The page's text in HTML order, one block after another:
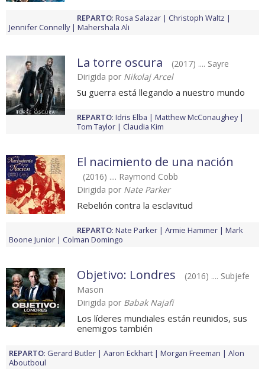
REPARTO: Rosa Salazar
Christoph Waltz
Jennifer Connelly
Mahershala Ali
La torre oscura
(2017) .... Sayre
Dirigida por Nikolaj Arcel
Su guerra está llegando a nuestro mundo
REPARTO: Idris Elba
Matthew McConaughey
Tom Taylor
Claudia Kim
El nacimiento de una nación
(2016) .... Raymond Cobb
Dirigida por Nate Parker
Rebelión contra la esclavitud
REPARTO: Nate Parker Armie Hammer
Mark
Boone Junior
Colman Domingo
Objetivo: Londres
(2016) .... Subjefe
Mason
Dirigida por Babak Najafi
Los líderes mundiales están reunidos, sus
enemigos también
REPARTO: Gerard Butler Aaron Eckhart Morgan Freeman
Alon
Aboutboul